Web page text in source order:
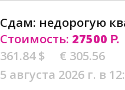
Сдам: недорогую
Стоимость: 27500 Р.
361.84 $
€ 305.56
5 августа 2026 г. в